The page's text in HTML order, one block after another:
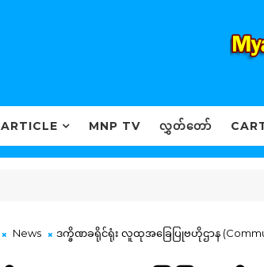
ARTICLE MNP TV လွှတ်တော်
News
ဒက္ခိဏခရိုင်ရုံး လူထုအခြေပြုဗဟိုဌာန